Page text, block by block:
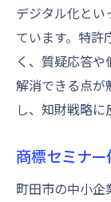
デジタル化とい
ています。特許
く、質疑応答
解消できる点が
し、知財戦略に
商標セミナ
町田市の中小